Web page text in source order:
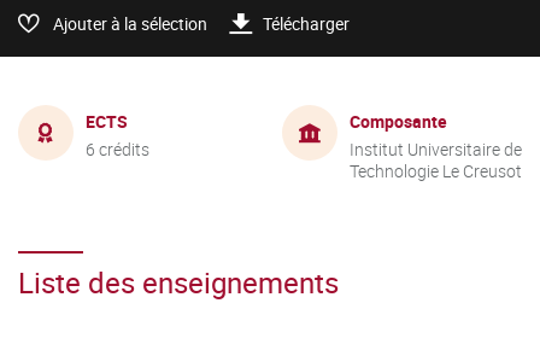
Ajouter à la sélection Télécharger
ECTS
6 crédits
Composante
Institut Universitaire de
Technologie Le Creusot
Liste des enseignements